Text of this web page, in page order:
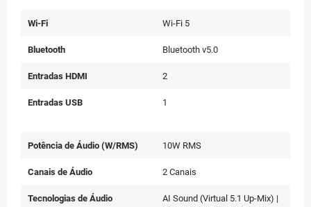
Wi-Fi Wi-Fi 5
Bluetooth Bluetooth v5.0
Entradas HDMI 2
Entradas USB 1
Potência de Áudio (W/RMS) 10W RMS
Canais de Áudio 2 Canais
Tecnologias de Áudio
AI Sound (Virtual 5.1 Up-Mix) |